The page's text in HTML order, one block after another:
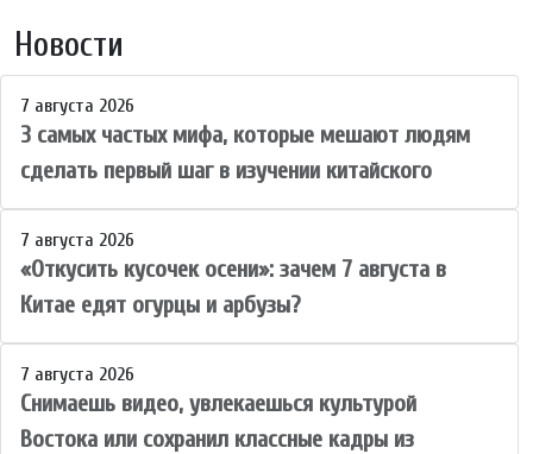
Новости
7 августа 2026
3 самых частых мифа, которые мешают людям
сделать первый шаг в изучении китайского
7 августа 2026
«Откусить кусочек осени»: зачем 7 августа в
Китае едят огурцы и арбузы?
7 августа 2026
Снимаешь видео, увлекаешься культурой
Востока или сохранил классные кадры из